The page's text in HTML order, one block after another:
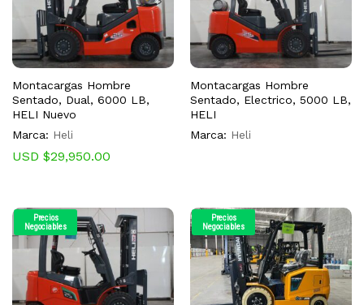
Montacargas Hombre
Sentado, Dual, 6000 LB,
HELI Nuevo
Marca: Heli
USD $29,950.00
Montacargas Hombre
Sentado, Electrico, 5000 LB,
HELI
Marca: Heli
Precios
Negociables
Precios
Negociables